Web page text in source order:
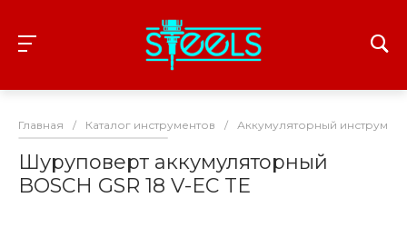
Главная / Каталог инструментов / Аккумуляторный инструмент
Шуруповерт аккумуляторный
BOSCH GSR 18 V-EC TE